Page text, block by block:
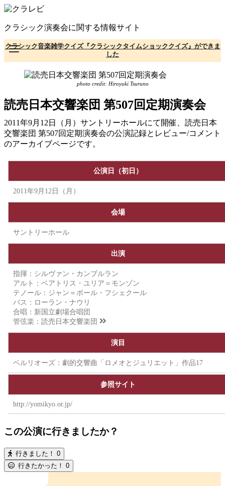
コ
テ
ン
ツ
へ
クラシック演奏会に関する情報サイト
クラシック音楽雑学クイズ『クラシックタイムショッククイズ』ができま
した
photo credit: Hiroyuki Tsuruno
読売日本交響楽団 第507回定期演奏会
2011年9月12日（月）サントリーホールにて開催、読売日本
交響楽団 第507回定期演奏会の公演記録とレビュー/コメント
のアーカイブページです。
公演日（初日）
2011年9月12日（月）
会場
サントリーホール
出演
指揮：シルヴァン・カンブルラン
アルト：ベアトリス・ユリア＝モンゾン
テノール：ジャン＝ポール・フシェクール
バス：ローラン・ナウリ
合唱：新国立劇場合唱団
管弦楽： 読売日本交響楽団
演目
ベルリオーズ：劇的交響曲「ロメオとジュリエット」作品17
参照サイト
http://yomikyo.or.jp/
この公演に行きましたか？
行きました！ 0
行きたかった！ 0